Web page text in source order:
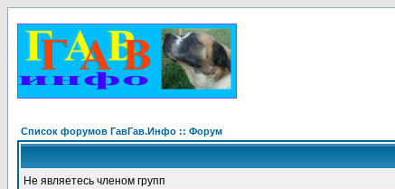
Список форумов ГавГав.Инфо :: Форум
Не являетесь членом групп